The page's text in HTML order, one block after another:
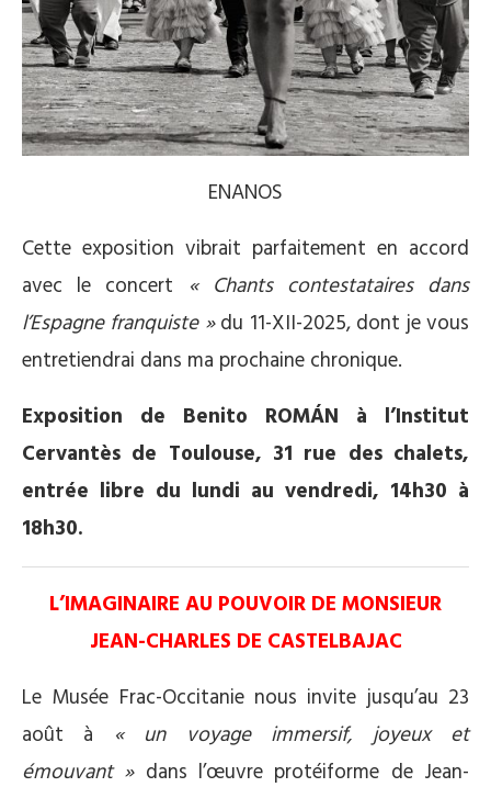
ENANOS
Cette exposition vibrait parfaitement en accord
avec le concert « Chants contestataires dans
l’Espagne franquiste »du 11-XII-2025, dont je vous
entretiendrai dans ma prochaine chronique.
Exposition de Benito ROMÁN à l’Institut
Cervantès de Toulouse, 31 rue des chalets,
entrée libre du lundi au vendredi, 14h30 à
18h30.
L’IMAGINAIRE AU POUVOIR DE MONSIEUR
JEAN-CHARLES DE CASTELBAJAC
Le Musée Frac-Occitanie nous invite jusqu’au 23
août à « un voyage immersif, joyeux et
émouvant »dans l’œuvre protéiforme de Jean-